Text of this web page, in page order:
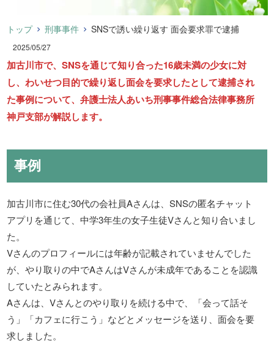
トップ 刑事事件 SNSで誘い繰り返す 面会要求罪で逮捕
2025/05/27
加古川市で、SNSを通じて知り合った16歳未満の少女に対
し、わいせつ目的で繰り返し面会を要求したとして逮捕され
た事例について、弁護士法人あいち刑事事件総合法律事務所
神戸支部が解説します。
事例
加古川市に住む30代の会社員Aさんは、SNSの匿名チャット
アプリを通じて、中学3年生の女子生徒Vさんと知り合いまし
た。
Vさんのプロフィールには年齢が記載されていませんでした
が、やり取りの中でAさんはVさんが未成年であることを認識
していたとみられます。
Aさんは、Vさんとのやり取りを続ける中で、「会って話そ
う」「カフェに行こう」などとメッセージを送り、面会を要
求しました。